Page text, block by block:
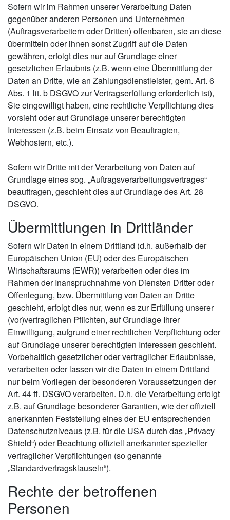
Sofern wir im Rahmen unserer Verarbeitung Daten
gegenüber anderen Personen und Unternehmen
(Auftragsverarbeitern oder Dritten) offenbaren, sie an diese
übermitteln oder ihnen sonst Zugriff auf die Daten
gewähren, erfolgt dies nur auf Grundlage einer
gesetzlichen Erlaubnis (z.B. wenn eine Übermittlung der
Daten an Dritte, wie an Zahlungsdienstleister, gem. Art. 6
Abs. 1 lit. b DSGVO zur Vertragserfüllung erforderlich ist),
Sie eingewilligt haben, eine rechtliche Verpflichtung dies
vorsieht oder auf Grundlage unserer berechtigten
Interessen (z.B. beim Einsatz von Beauftragten,
Webhostern, etc.).
Sofern wir Dritte mit der Verarbeitung von Daten auf
Grundlage eines sog. „Auftragsverarbeitungsvertrages“
beauftragen, geschieht dies auf Grundlage des Art. 28
DSGVO.
Übermittlungen in Drittländer
Sofern wir Daten in einem Drittland (d.h. außerhalb der
Europäischen Union (EU) oder des Europäischen
Wirtschaftsraums (EWR)) verarbeiten oder dies im
Rahmen der Inanspruchnahme von Diensten Dritter oder
Offenlegung, bzw. Übermittlung von Daten an Dritte
geschieht, erfolgt dies nur, wenn es zur Erfüllung unserer
(vor)vertraglichen Pflichten, auf Grundlage Ihrer
Einwilligung, aufgrund einer rechtlichen Verpflichtung oder
auf Grundlage unserer berechtigten Interessen geschieht.
Vorbehaltlich gesetzlicher oder vertraglicher Erlaubnisse,
verarbeiten oder lassen wir die Daten in einem Drittland
nur beim Vorliegen der besonderen Voraussetzungen der
Art. 44 ff. DSGVO verarbeiten. D.h. die Verarbeitung erfolgt
z.B. auf Grundlage besonderer Garantien, wie der offiziell
anerkannten Feststellung eines der EU entsprechenden
Datenschutzniveaus (z.B. für die USA durch das „Privacy
Shield“) oder Beachtung offiziell anerkannter spezieller
vertraglicher Verpflichtungen (so genannte
„Standardvertragsklauseln“).
Rechte der betroffenen
Personen